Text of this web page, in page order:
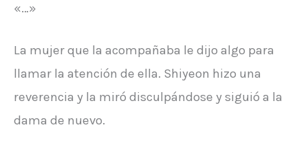
«…»
La mujer que la acompañaba le dijo algo para
llamar la atención de ella. Shiyeon hizo una
reverencia y la miró disculpándose y siguió a la
dama de nuevo.